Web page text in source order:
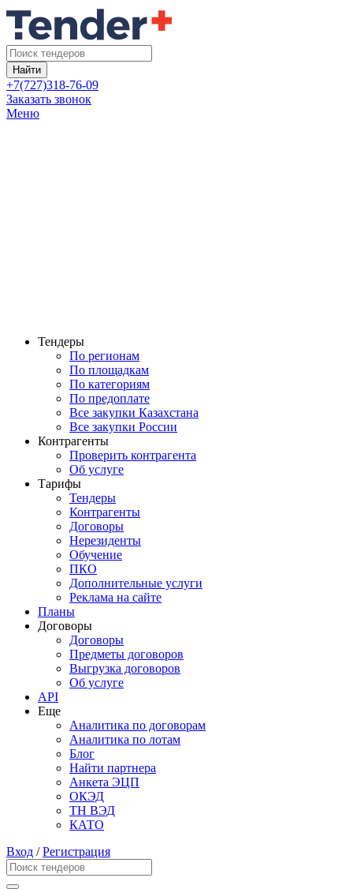
Найти
+7(727)318-76-09
Заказать звонок
Меню
Тендеры
По регионам
По площадкам
По категориям
По предоплате
Все закупки Казахстана
Все закупки России
Контрагенты
Проверить контрагента
Об услуге
Тарифы
Тендеры
Контрагенты
Договоры
Нерезиденты
Обучение
ПКО
Дополнительные услуги
Реклама на сайте
Планы
Договоры
Договоры
Предметы договоров
Выгрузка договоров
Об услуге
API
Еще
Аналитика по договорам
Аналитика по лотам
Блог
Найти партнера
Анкета ЭЦП
ОКЭД
ТН ВЭД
КАТО
Вход /Регистрация